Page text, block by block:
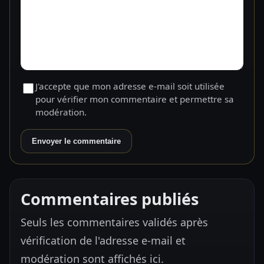
J'accepte que mon adresse e-mail soit utilisée
pour vérifier mon commentaire et permettre sa
modération.
Envoyer le commentaire
Commentaires publiés
Seuls les commentaires validés après
vérification de l'adresse e-mail et
modération sont affichés ici.